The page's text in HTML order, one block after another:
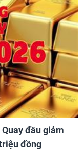
đầu giảm
đồng